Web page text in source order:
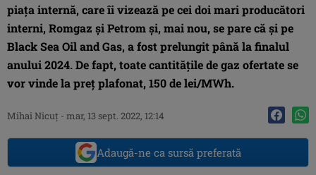
piața internă, care îi vizează pe cei doi mari producători
interni, Romgaz și Petrom și, mai nou, se pare că și pe
Black Sea Oil and Gas, a fost prelungit până la finalul
anului 2024. De fapt, toate cantitățile de gaz ofertate se
vor vinde la preț plafonat, 150 de lei/MWh.
Mihai Nicuţ - mar, 13 sept. 2022, 12:14
Adaugă-ne ca sursă preferată